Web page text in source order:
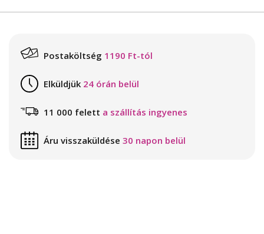
Postaköltség 1190 Ft-tól
Elküldjük 24 órán belül
11 000 felett a szállítás ingyenes
Áru visszaküldése 30 napon belül